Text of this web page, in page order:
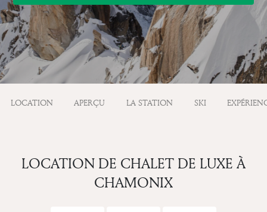
LOCATION APERÇU LA STATION SKI
LOCATION DE CHALET DE LUXE À
CHAMONIX